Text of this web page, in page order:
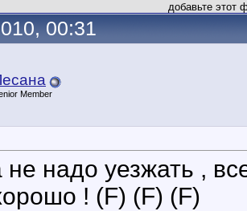
добавьте этот
00:31
Member
не надо уезжать ,
! (F) (F) (F)